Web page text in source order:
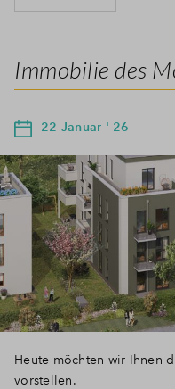
Immobilie des
22 Januar ' 26
Heute möchten wir Ihnen
vorstellen.